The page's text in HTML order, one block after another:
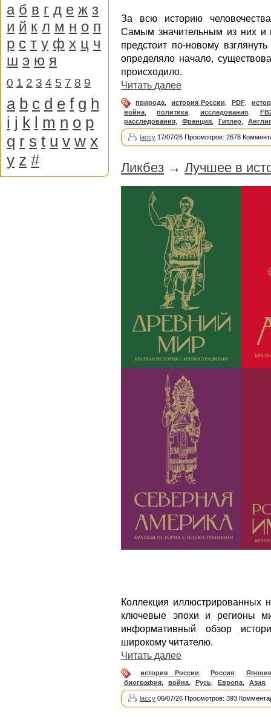
За всю историю
Самым значительным из них и
предстоит по-новому
определяло начало,
происходило.
Читать далее
природа история России PDF,
война
политика исследования
расследования
Франция Гитлер
laccy 17/07/26 Просмотров: 2678
Ликбез → Лучшее в
Коллекция иллюстрированных
ключевые эпохи и регионы
информативный обзор
широкому читателю.
Читать далее
история России Россия
Япония
биография
война Русь Европа Азия
laccy 06/07/26 Просмотров: 393
а б в г д е ж з
и й к л м н о п
р с т у ф х ц ч
ш э ю я
0 1 2 3 4 5 7 8 9
a b c d e f g h
i j k l m n o p
q r s t u v w x
y z #